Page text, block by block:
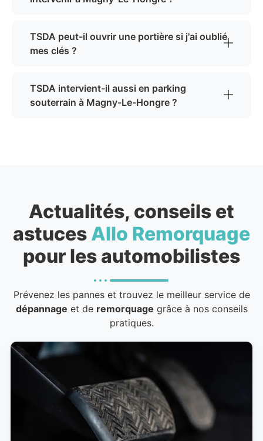
TSDA peut-il ouvrir une portière si j'ai oublié
mes clés ?
TSDA intervient-il aussi en parking
souterrain à Magny-Le-Hongre ?
Actualités, conseils et
astuces Allo Remorquage
pour les automobilistes
Prévenez les pannes et trouvez le meilleur service de
dépannage et de remorquage grâce à nos conseils
pratiques.